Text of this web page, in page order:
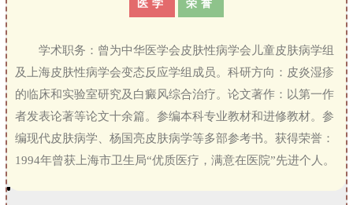
医学 荣誉
学术职务：曾为中华医学会皮肤性病学会儿童皮肤病学组
及上海皮肤性病学会变态反应学组成员。科研方向：皮炎湿疹
的临床和实验室研究及白癜风综合治疗。论文著作：以第一作
者发表论著等论文十余篇。参编本科专业教材和进修教材。参
编现代皮肤病学、杨国亮皮肤病学等多部参考书。获得荣誉：
1994年曾获上海市卫生局“优质医疗，满意在医院”先进个人。